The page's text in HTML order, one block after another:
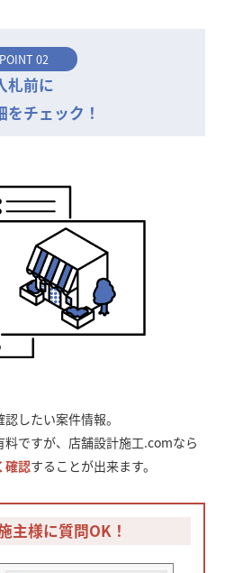
POINT 02
札前に
をチェック！
したい案件情報。
ですが、店舗設計施工.comなら
確認することが出来ます。
主様に質問OK！